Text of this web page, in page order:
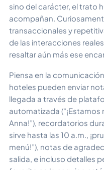
sino del carácter, el trato
acompañan.
transaccionales y
de las interacciones
resaltar aún más ese
Piensa en la
hoteles pueden enviar
llegada a través de
automatizada
Anna!”), recordatorios
sirve hasta las 10 a.m.,
menú!”), notas de
salida, e incluso detalles